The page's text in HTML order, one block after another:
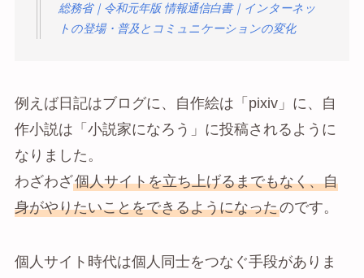
総務省｜令和元年版 情報通信白書｜インターネッ
トの登場・普及とコミュニケーションの変化
例えば日記はブログに、自作絵は「pixiv」に、自
作小説は「小説家になろう」に投稿されるように
なりました。
わざわざ個人サイトを立ち上げるまでもなく、自
身がやりたいことをできるようになったのです。
個人サイト時代は個人同士をつなぐ手段がありま